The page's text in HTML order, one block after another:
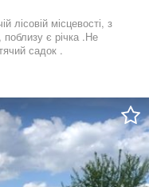
лісовій місцевості, з
є річка .Не
садок .